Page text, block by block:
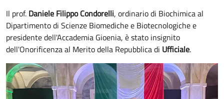
Il prof. Daniele Filippo Condorelli, ordinario di Biochimica al
Dipartimento di Scienze Biomediche e Biotecnologiche e
presidente dell'Accademia Gioenia, è stato insignito
dell'Onorificenza al Merito della Repubblica di Ufficiale.